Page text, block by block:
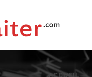
ACCUEIL